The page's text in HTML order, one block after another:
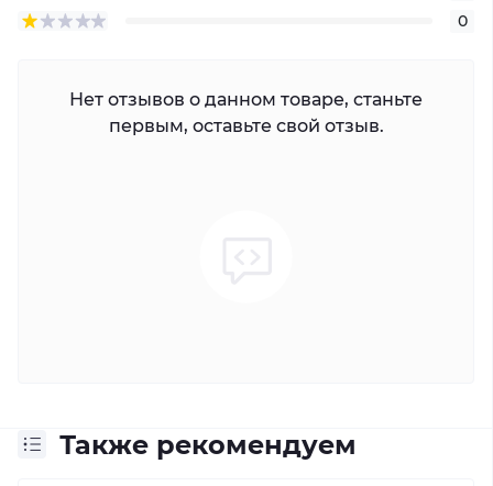
0
Нет отзывов о данном товаре, станьте
первым, оставьте свой отзыв.
Также рекомендуем